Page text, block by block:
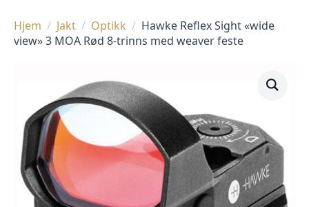
Hjem Jakt Optikk
Hawke Reflex Sight «wide
view» 3 MOA Rød 8-trinns med weaver feste